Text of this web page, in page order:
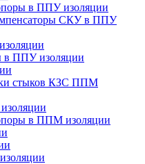
в ППУ изоляции
СКУ в ППУ
в ППУ изоляции
стыков КЗС ППМ
в ППМ изоляции